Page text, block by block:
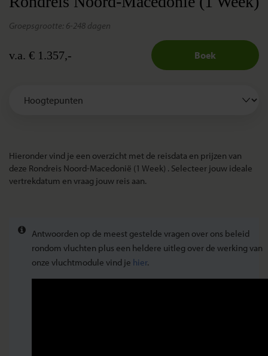
Boek
v.a. € 1.357,-
groepsgrootte: 6-24 8 dagen
Hieronder vind je een overzicht met de reisdata en prijzen van
deze Rondreis Noord-Macedonië (1 Week) . Selecteer jouw ideale
vertrekdatum en vraag jouw reis aan.
Antwoorden op de meest gestelde vragen over ons beleid
rondom vluchten plus een heldere uitleg over de werking van
onze vluchtmodule vind je hier.